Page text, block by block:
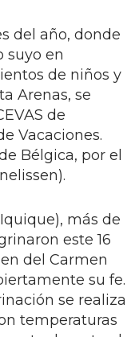
del año, donde
suyo en
de niños y
Arenas, se
de
Vacaciones.
Bélgica, por el
más de
este 16
del Carmen
su fe.
se realiza
temperaturas